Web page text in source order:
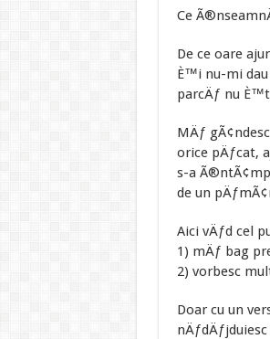
Ce
De ce oare
È™i nu-mi dau
parcÄƒ nu
MÄƒ
orice pÄƒcat,
s-a
de un
Aici vÄƒd cel
1) mÄƒ bag
2) vorbesc
Doar cu un
nÄƒdÄƒjduiesc